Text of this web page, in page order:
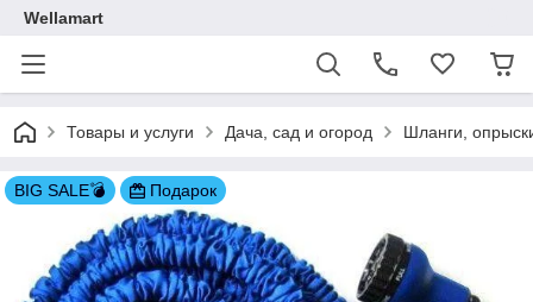
Wellamart
Товары и услуги Дача, сад и огород Шланги,
BIG SALE💣 Подарок